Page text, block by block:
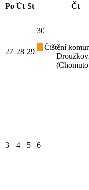
Po Út St Čt
27 28 29
30
Čištění
3 4 5 6